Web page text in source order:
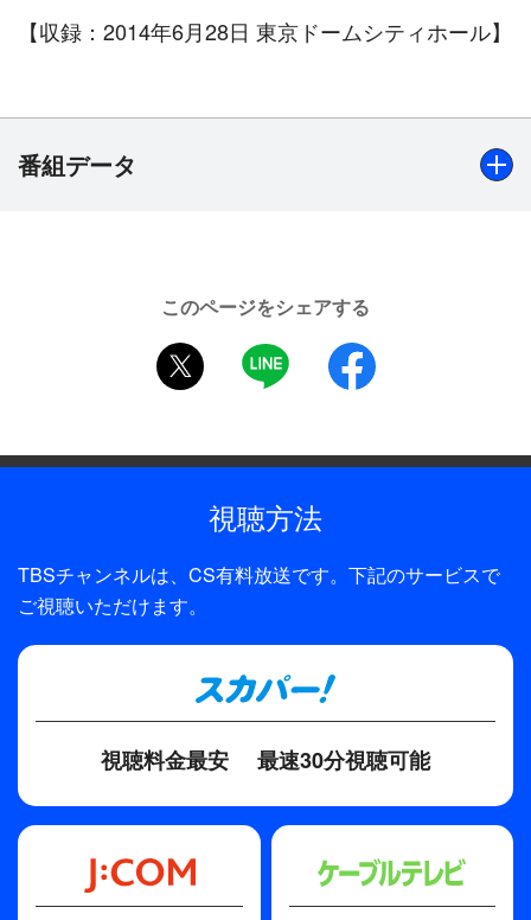
【収録：2014年6月28日 東京ドームシティホール】
番組データ
1話
このページをシェアする
twitter
LINE
視聴方法
TBSチャンネルは、CS有料放送です。下記のサービスで
ご視聴いただけます。
視聴料金最安 最速30分視聴可能